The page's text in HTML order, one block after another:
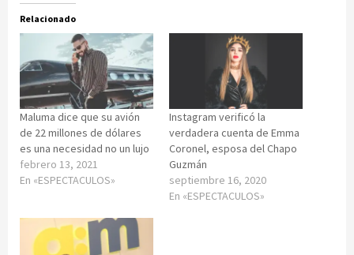
Relacionado
Maluma dice que su avión
de 22 millones de dólares
es una necesidad no un lujo
febrero 13, 2021
En «ESPECTACULOS»
Instagram verificó la
verdadera cuenta de Emma
Coronel, esposa del Chapo
Guzmán
septiembre 16, 2020
En «ESPECTACULOS»